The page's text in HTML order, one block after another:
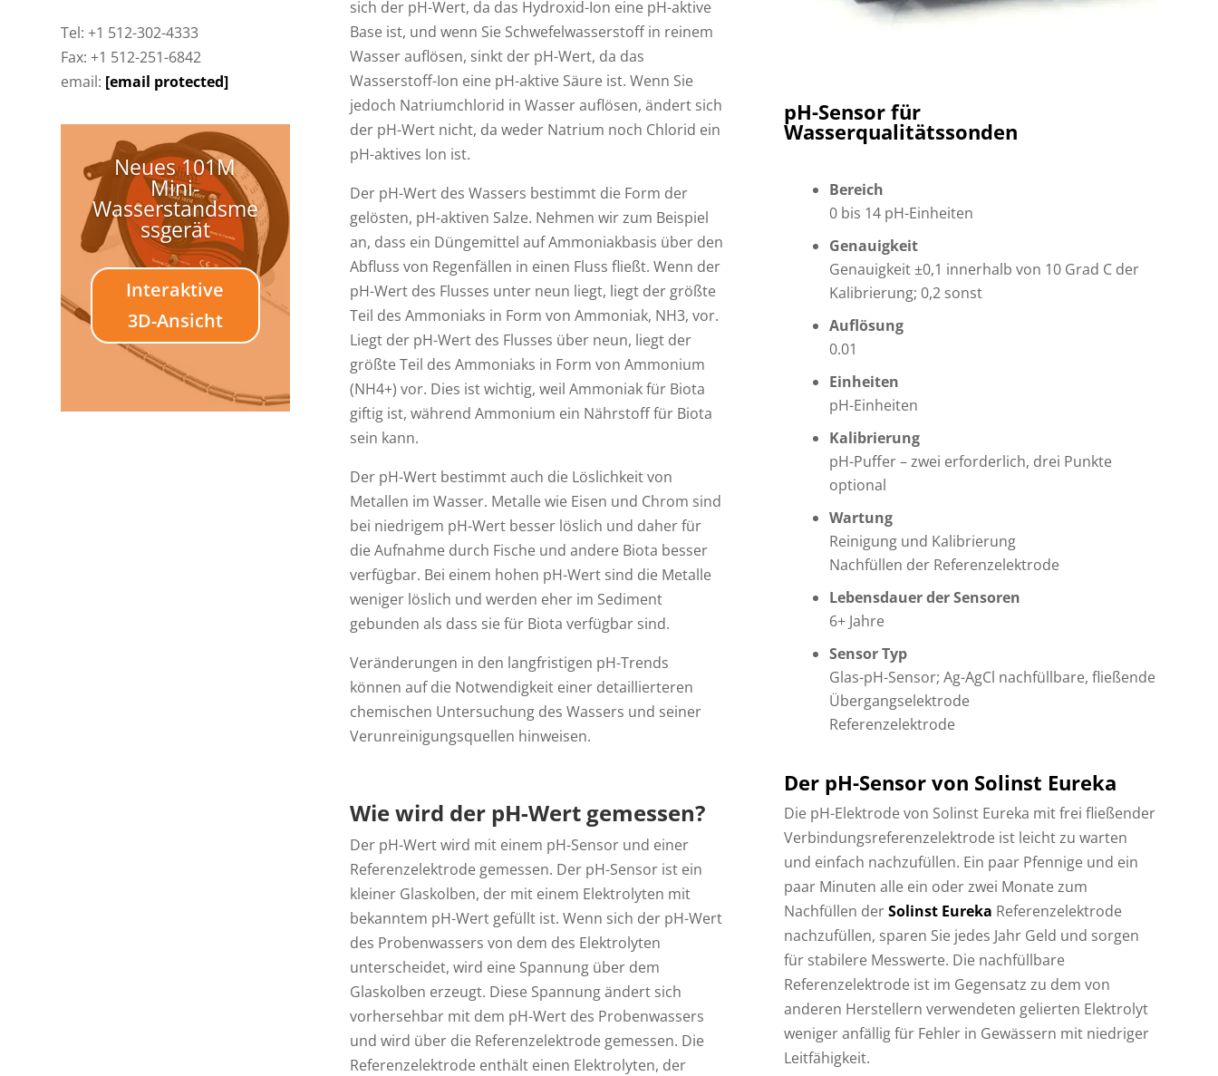
Tel: +1 512-302-4333
Fax: +1 512-251-6842
email: [email protected]
Neues 101M
Mini-
Wasserstandsme
ssgerät
Interaktive
3D-Ansicht
sich der pH-Wert, da das Hydroxid-Ion eine pH-aktive
Base ist, und wenn Sie Schwefelwasserstoff in reinem
Wasser auflösen, sinkt der pH-Wert, da das
Wasserstoff-Ion eine pH-aktive Säure ist. Wenn Sie
jedoch Natriumchlorid in Wasser auflösen, ändert sich
der pH-Wert nicht, da weder Natrium noch Chlorid ein
pH-aktives Ion ist.
Der pH-Wert des Wassers bestimmt die Form der
gelösten, pH-aktiven Salze. Nehmen wir zum Beispiel
an, dass ein Düngemittel auf Ammoniakbasis über den
Abfluss von Regenfällen in einen Fluss fließt. Wenn der
pH-Wert des Flusses unter neun liegt, liegt der größte
Teil des Ammoniaks in Form von Ammoniak, NH3, vor.
Liegt der pH-Wert des Flusses über neun, liegt der
größte Teil des Ammoniaks in Form von Ammonium
(NH4+) vor. Dies ist wichtig, weil Ammoniak für Biota
giftig ist, während Ammonium ein Nährstoff für Biota
sein kann.
Der pH-Wert bestimmt auch die Löslichkeit von
Metallen im Wasser. Metalle wie Eisen und Chrom sind
bei niedrigem pH-Wert besser löslich und daher für
die Aufnahme durch Fische und andere Biota besser
verfügbar. Bei einem hohen pH-Wert sind die Metalle
weniger löslich und werden eher im Sediment
gebunden als dass sie für Biota verfügbar sind.
Veränderungen in den langfristigen pH-Trends
können auf die Notwendigkeit einer detaillierteren
chemischen Untersuchung des Wassers und seiner
Verunreinigungsquellen hinweisen.
Wie wird der pH-Wert gemessen?
Der pH-Wert wird mit einem pH-Sensor und einer
Referenzelektrode gemessen. Der pH-Sensor ist ein
kleiner Glaskolben, der mit einem Elektrolyten mit
bekanntem pH-Wert gefüllt ist. Wenn sich der pH-Wert
des Probenwassers von dem des Elektrolyten
unterscheidet, wird eine Spannung über dem
Glaskolben erzeugt. Diese Spannung ändert sich
vorhersehbar mit dem pH-Wert des Probenwassers
und wird über die Referenzelektrode gemessen. Die
Referenzelektrode enthält einen Elektrolyten, der
pH-Sensor für
Wasserqualitätssonden
Bereich
0 bis 14 pH-Einheiten
Genauigkeit
Genauigkeit ±0,1 innerhalb von 10 Grad C der
Kalibrierung; 0,2 sonst
Auflösung
0.01
Einheiten
pH-Einheiten
Kalibrierung
pH-Puffer – zwei erforderlich, drei Punkte
optional
Wartung
Reinigung und Kalibrierung
Nachfüllen der Referenzelektrode
Lebensdauer der Sensoren
6+ Jahre
Sensor Typ
Glas-pH-Sensor; Ag-AgCl nachfüllbare, fließende
Übergangselektrode
Referenzelektrode
Der pH-Sensor von Solinst Eureka
Die pH-Elektrode von Solinst Eureka mit frei fließender
Verbindungsreferenzelektrode ist leicht zu warten
und einfach nachzufüllen. Ein paar Pfennige und ein
paar Minuten alle ein oder zwei Monate zum
Nachfüllen derSolinst Eureka Referenzelektrode
nachzufüllen, sparen Sie jedes Jahr Geld und sorgen
für stabilere Messwerte. Die nachfüllbare
Referenzelektrode ist im Gegensatz zu dem von
anderen Herstellern verwendeten gelierten Elektrolyt
weniger anfällig für Fehler in Gewässern mit niedriger
Leitfähigkeit.